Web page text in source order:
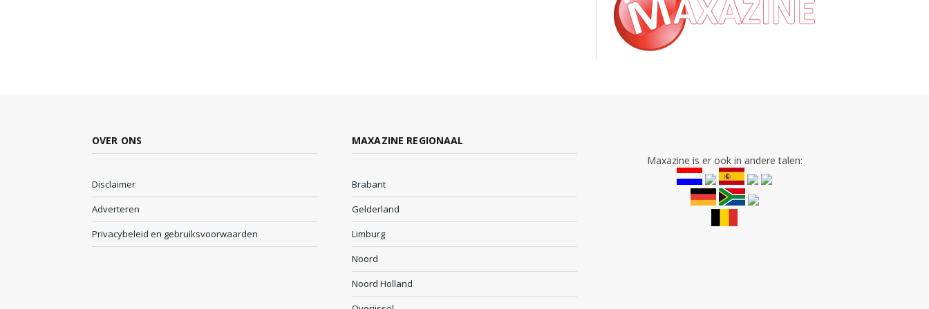
OVER ONS
Disclaimer
Adverteren
Privacybeleid en gebruiksvoorwaarden
MAXAZINE REGIONAAL
Brabant
Gelderland
Limburg
Noord
Noord Holland
Maxazine is er ook in andere talen: